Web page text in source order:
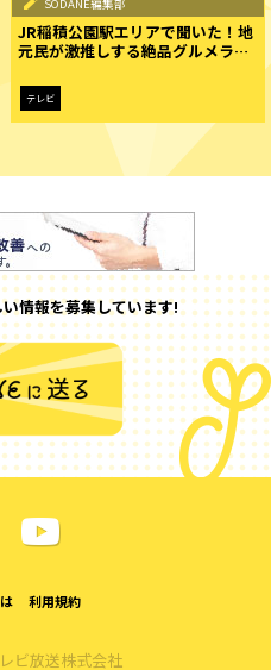
SODANE編集部
JR稲積公園駅エリアで聞いた！地
元民が激推しする絶品グルメラ…
テレビ
情報を募集しています!
利用規約
ビ放送株式会社